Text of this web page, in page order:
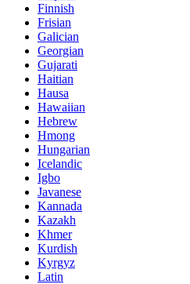
Finnish
Frisian
Galician
Georgian
Gujarati
Haitian
Hausa
Hawaiian
Hebrew
Hmong
Hungarian
Icelandic
Igbo
Javanese
Kannada
Kazakh
Khmer
Kurdish
Kyrgyz
Latin